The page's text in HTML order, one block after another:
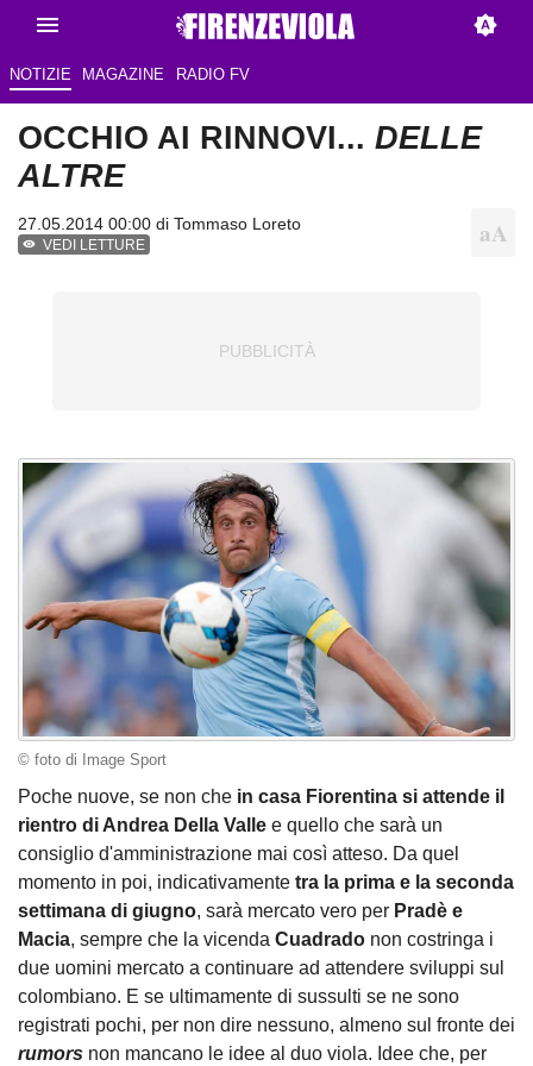
NOTIZIE MAGAZINE RADIO FV
OCCHIO AI RINNOVI... DELLE
ALTRE
27.05.2014 00:00 di Tommaso Loreto
VEDI LETTURE
© foto di Image Sport
Poche nuove, se non che in casa Fiorentina si attende il
rientro di Andrea Della Valle e quello che sarà un
consiglio d'amministrazione mai così atteso. Da quel
momento in poi, indicativamente tra la prima e la seconda
settimana di giugno, sarà mercato vero per Pradè e
Macia, sempre che la vicenda Cuadrado non costringa i
due uomini mercato a continuare ad attendere sviluppi sul
colombiano. E se ultimamente di sussulti se ne sono
registrati pochi, per non dire nessuno, almeno sul fronte dei
rumors non mancano le idee al duo viola. Idee che, per